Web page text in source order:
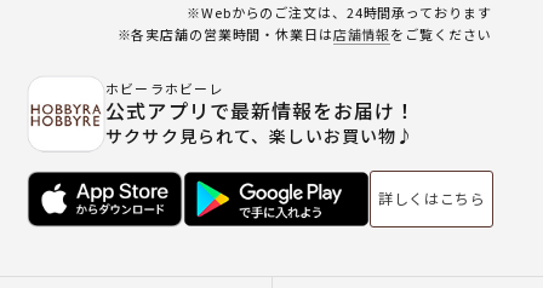
※Webからのご注文は、24時間承っております
※各実店舗の営業時間・休業日は店舗情報をご覧ください
ホビーラホビーレ
公式アプリで最新情報をお届け！
サクサク見られて、楽しいお買い物♪
詳しくはこちら